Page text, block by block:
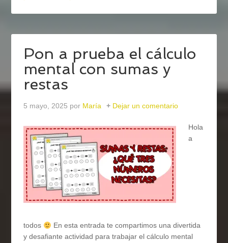
Pon a prueba el cálculo
mental con sumas y
restas
5 mayo, 2025 por María Dejar un comentario
Hola
a
todos
En esta entrada te compartimos una divertida
y desafiante actividad para trabajar el cálculo mental